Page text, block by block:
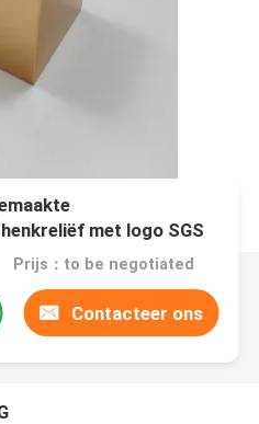
met logo SGS
Prijs：to be negotiated
Contacteer ons